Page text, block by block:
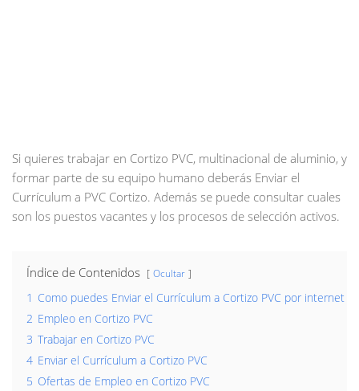
Si quieres trabajar en Cortizo PVC, multinacional de aluminio, y
formar parte de su equipo humano deberás Enviar el
Currículum a PVC Cortizo. Además se puede consultar cuales
son los puestos vacantes y los procesos de selección activos.
Índice de Contenidos Ocultar
1 Como puedes Enviar el Currículum a Cortizo PVC por internet
2 Empleo en Cortizo PVC
3 Trabajar en Cortizo PVC
4 Enviar el Currículum a Cortizo PVC
5 Ofertas de Empleo en Cortizo PVC